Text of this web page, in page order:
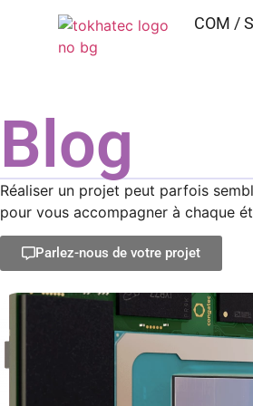
COM /
Blog
Réaliser un projet peut parfois
pour vous accompagner à chaque
Parlez-nous de votre projet